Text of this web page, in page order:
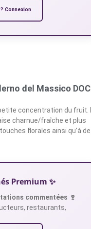
Connexion
del Massico DOC
concentration du fruit. Il
charnue/fraîche et plus
florales ainsi qu’à de
Premium ✨
commentées 🍷
restaurants,